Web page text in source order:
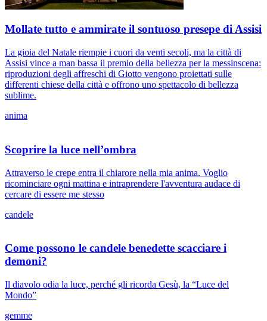
Mollate tutto e ammirate il sontuoso presepe di Assisi
La gioia del Natale riempie i cuori da venti secoli, ma la città di
Assisi vince a man bassa il premio della bellezza per la messinscena:
riproduzioni degli affreschi di Giotto vengono proiettati sulle
differenti chiese della città e offrono uno spettacolo di bellezza
sublime.
anima
Scoprire la luce nell’ombra
Attraverso le crepe entra il chiarore nella mia anima. Voglio
ricominciare ogni mattina e intraprendere l'avventura audace di
cercare di essere me stesso
candele
Come possono le candele benedette scacciare i
demoni?
Il diavolo odia la luce, perché gli ricorda Gesù, la “Luce del
Mondo”
gemme